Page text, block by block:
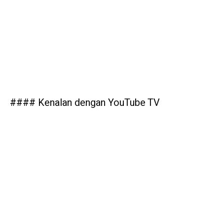
#### Kenalan dengan YouTube TV